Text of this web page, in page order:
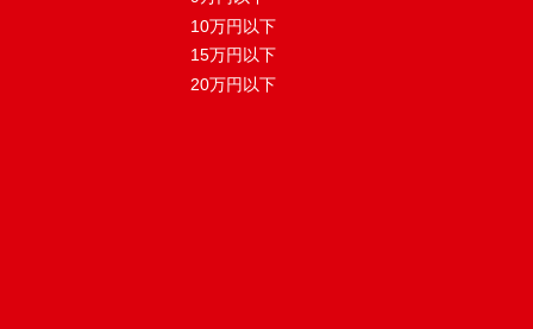
10万円以下
15万円以下
20万円以下